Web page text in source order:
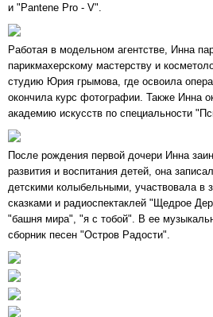
и "Pantene Pro - V".
Работая в модельном агентстве, Инна
парикмахерскому мастерству и
студию Юрия грымова, где освоила
окончила курс фотографии. Также Инна
академию искусств по специальности
После рождения первой дочери Инна
развития и воспитания детей, она
детскими колыбельными, участвовала в
сказками и радиоспектаклей "Щедрое
"башня мира", "я с тобой". В ее
сборник песен "Остров Радости".